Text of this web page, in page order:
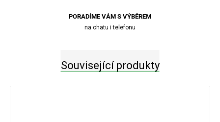
PORADÍME VÁM S VÝBĚREM
na chatu i telefonu
Související produkty